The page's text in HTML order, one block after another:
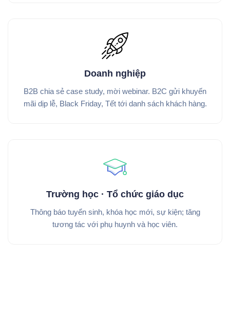
Doanh nghiệp
B2B chia sẻ case study, mời webinar. B2C gửi khuyến
mãi dịp lễ, Black Friday, Tết tới danh sách khách hàng.
Trường học · Tổ chức giáo dục
Thông báo tuyển sinh, khóa học mới, sự kiện; tăng
tương tác với phụ huynh và học viên.